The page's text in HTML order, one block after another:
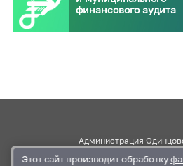
финансового аудита
Администрация
Правительство
Этот сайт производит обработку